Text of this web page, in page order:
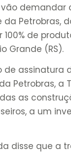
demandar
Petrobras,
de
Grande (RS).
de assinatura
Petrobras, a
as
a um
disse que a